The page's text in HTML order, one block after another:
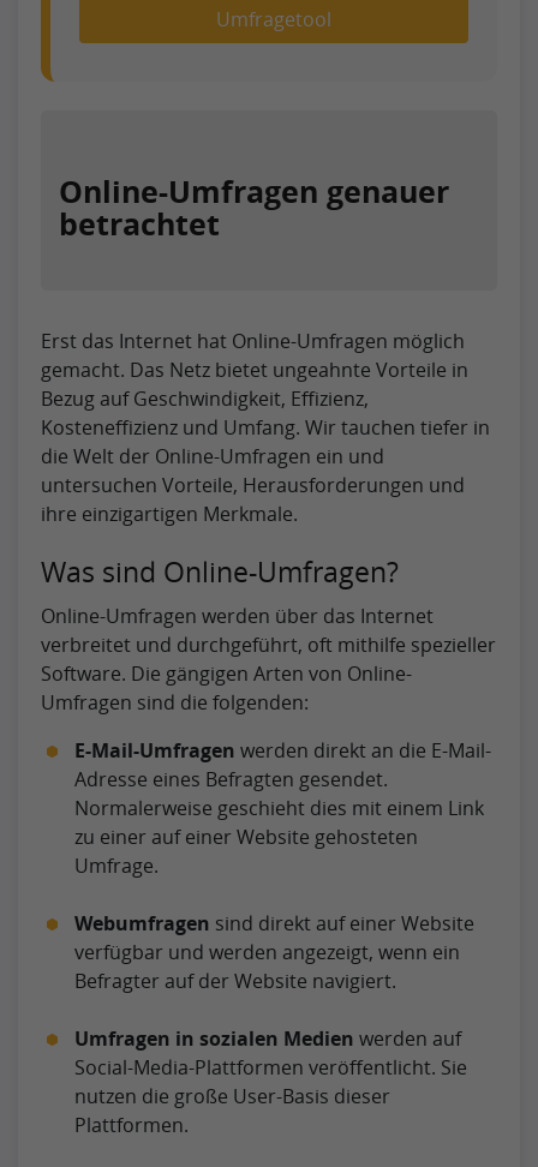
Umfragetool
Online-Umfragen genauer
betrachtet
Erst das Internet hat Online-Umfragen möglich
gemacht. Das Netz bietet ungeahnte Vorteile in
Bezug auf Geschwindigkeit, Effizienz,
Kosteneffizienz und Umfang. Wir tauchen tiefer in
die Welt der Online-Umfragen ein und
untersuchen Vorteile, Herausforderungen und
ihre einzigartigen Merkmale.
Was sind Online-Umfragen?
Online-Umfragen werden über das Internet
verbreitet und durchgeführt, oft mithilfe spezieller
Software. Die gängigen Arten von Online-
Umfragen sind die folgenden:
E-Mail-Umfragen werden direkt an die E-Mail-
Adresse eines Befragten gesendet.
Normalerweise geschieht dies mit einem Link
zu einer auf einer Website gehosteten
Umfrage.
Webumfragen sind direkt auf einer Website
verfügbar und werden angezeigt, wenn ein
Befragter auf der Website navigiert.
Umfragen in sozialen Medien werden auf
Social-Media-Plattformen veröffentlicht. Sie
nutzen die große User-Basis dieser
Plattformen.